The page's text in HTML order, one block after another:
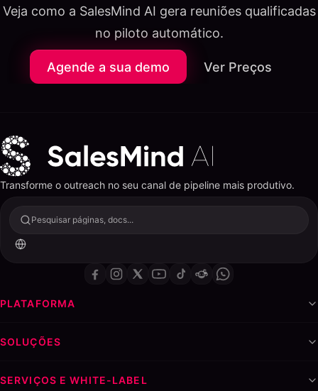
Veja como a SalesMind AI gera reuniões qualificadas
no piloto automático.
Agende a sua demo Ver Preços
Transforme o outreach no seu canal de pipeline mais produtivo.
Pesquisar páginas, docs...
PLATAFORMA
SOLUÇÕES
SERVIÇOS E WHITE-LABEL